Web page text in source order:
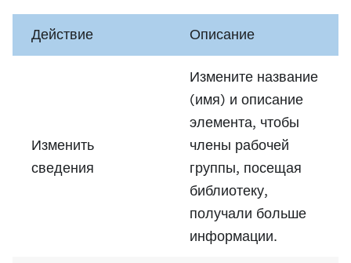
Действие Описание
Изменить
сведения
Измените название
(имя) и описание
элемента, чтобы
члены рабочей
группы, посещая
библиотеку,
получали больше
информации.